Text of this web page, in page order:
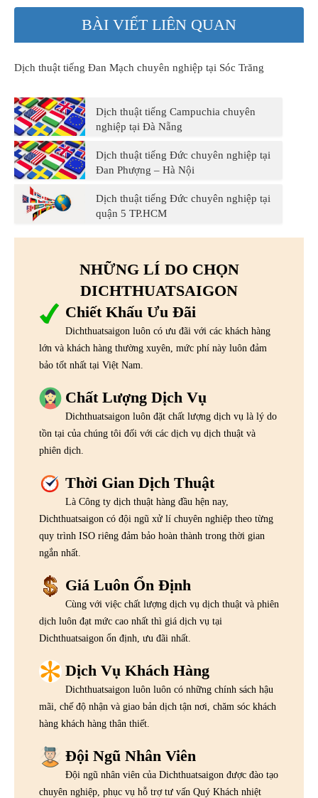
BÀI VIẾT LIÊN QUAN
Dịch thuật tiếng Đan Mạch chuyên nghiệp tại Sóc Trăng
Dịch thuật tiếng Campuchia chuyên
nghiệp tại Đà Nẵng
Dịch thuật tiếng Đức chuyên nghiệp tại
Đan Phượng – Hà Nội
Dịch thuật tiếng Đức chuyên nghiệp tại
quận 5 TP.HCM
NHỮNG LÍ DO CHỌN
DICHTHUATSAIGON
Chiết Khấu Ưu Đãi
Dichthuatsaigon luôn có ưu đãi với các khách hàng
lớn và khách hàng thường xuyên, mức phí này luôn đảm
bảo tốt nhất tại Việt Nam.
Chất Lượng Dịch Vụ
Dichthuatsaigon luôn đặt chất lượng dịch vụ là lý do
tồn tại của chúng tôi đối với các dịch vụ dịch thuật và
phiên dịch.
Thời Gian Dịch Thuật
Là Công ty dịch thuật hàng đầu hện nay,
Dichthuatsaigon có đội ngũ xử lí chuyên nghiệp theo từng
quy trình ISO riêng đảm bảo hoàn thành trong thời gian
ngắn nhất.
Giá Luôn Ổn Định
Cùng với việc chất lượng dịch vụ dịch thuật và phiên
dịch luôn đạt mức cao nhất thì giá dịch vụ tại
Dichthuatsaigon ổn định, ưu đãi nhất.
Dịch Vụ Khách Hàng
Dichthuatsaigon luôn luôn có những chính sách hậu
mãi, chế độ nhận và giao bản dịch tận nơi, chăm sóc khách
hàng khách hàng thân thiết.
Đội Ngũ Nhân Viên
Đội ngũ nhân viên của Dichthuatsaigon được đào tạo
chuyên nghiệp, phục vụ hỗ trợ tư vấn Quý Khách nhiệt